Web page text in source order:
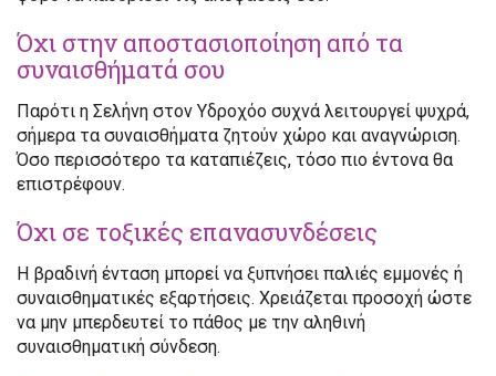
Όχι στην αποστασιοποίηση από τα
συναισθήματά σου
Παρότι η Σελήνη στον Υδροχόο συχνά λειτουργεί ψυχρά,
σήμερα τα συναισθήματα ζητούν χώρο και αναγνώριση.
Όσο περισσότερο τα καταπιέζεις, τόσο πιο έντονα θα
επιστρέφουν.
Όχι σε τοξικές επανασυνδέσεις
Η βραδινή ένταση μπορεί να ξυπνήσει παλιές εμμονές ή
συναισθηματικές εξαρτήσεις. Χρειάζεται προσοχή ώστε
να μην μπερδευτεί το πάθος με την αληθινή
συναισθηματική σύνδεση.